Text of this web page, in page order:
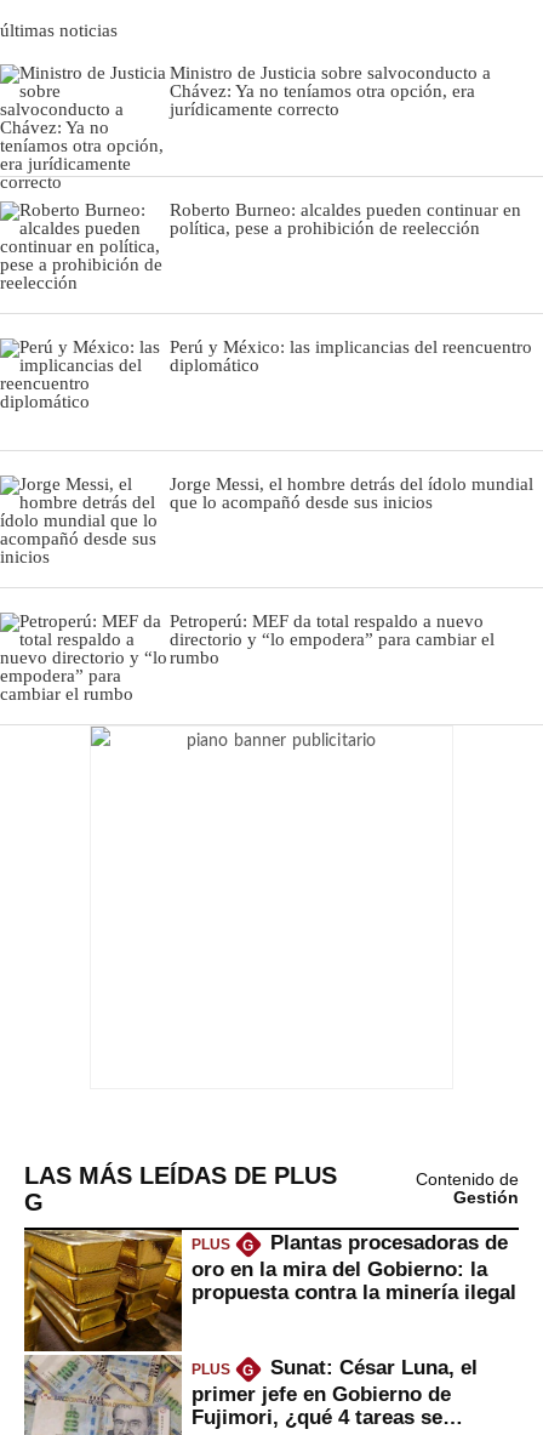
últimas noticias
Ministro de Justicia sobre salvoconducto a
Chávez: Ya no teníamos otra opción, era
jurídicamente correcto
Roberto Burneo: alcaldes pueden continuar en
política, pese a prohibición de reelección
Perú y México: las implicancias del reencuentro
diplomático
Jorge Messi, el hombre detrás del ídolo mundial
que lo acompañó desde sus inicios
Petroperú: MEF da total respaldo a nuevo
directorio y “lo empodera” para cambiar el
rumbo
LAS MÁS LEÍDAS DE PLUS
G
Contenido de
Gestión
PLUS G
Plantas procesadoras de
oro en la mira del Gobierno: la
propuesta contra la minería ilegal
PLUS G
Sunat: César Luna, el
primer jefe en Gobierno de
Fujimori, ¿qué 4 tareas se